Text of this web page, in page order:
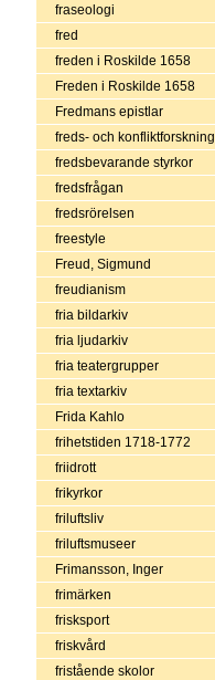
fraseologi
fred
freden i Roskilde 1658
Freden i Roskilde 1658
Fredmans epistlar
freds- och konfliktforskning
fredsbevarande styrkor
fredsfrågan
fredsrörelsen
freestyle
Freud, Sigmund
freudianism
fria bildarkiv
fria ljudarkiv
fria teatergrupper
fria textarkiv
Frida Kahlo
frihetstiden 1718-1772
friidrott
frikyrkor
friluftsliv
friluftsmuseer
Frimansson, Inger
frimärken
frisksport
friskvård
fristående skolor